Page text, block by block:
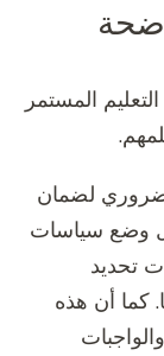
المستمر
ضروري لضمان
وضع سياسات
تحديد
كما أن هذه